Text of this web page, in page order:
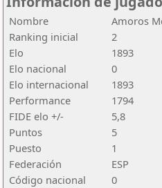
Nombre
Amoros
Ranking inicial
2
Elo
1893
Elo nacional
0
Elo internacional
1893
Performance
1794
FIDE elo +/-
5,8
Puntos
5
Puesto
1
Federación
ESP
Código nacional
0